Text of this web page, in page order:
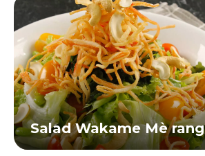
Salad Wakame Mè rang